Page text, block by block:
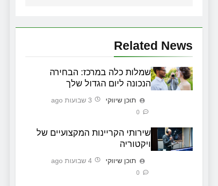
Related News
שמלות כלה במרכז: הבחירה
הנכונה ליום הגדול שלך
תוכן שיווקי 3 שבועות ago
0
שירותי הקריינות המקצועיים של
ויקטוריה
תוכן שיווקי 4 שבועות ago
0